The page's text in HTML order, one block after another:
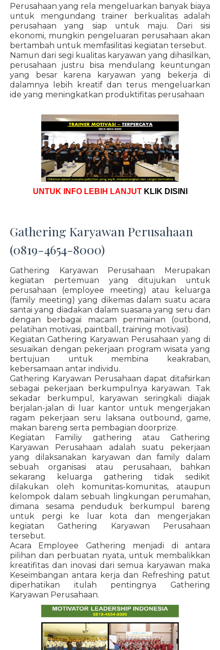
Perusahaan yang rela mengeluarkan banyak biaya
untuk mengundang trainer berkualitas adalah
perusahaan yang siap untuk maju. Dari sisi
ekonomi, mungkin pengeluaran perusahaan akan
bertambah untuk memfasilitasi kegiatan tersebut.
Namun dari segi kualitas karyawan yang dihasilkan,
perusahaan justru bisa mendulang keuntungan
yang besar karena karyawan yang bekerja di
dalamnya lebih kreatif dan terus mengeluarkan
ide yang meningkatkan produktifitas perusahaan
UNTUK INFO LEBIH LANJUT KLIK DISINI
Gathering Karyawan Perusahaan
(0819-4654-8000)
Gathering Karyawan Perusahaan Merupakan
kegiatan pertemuan yang ditujukan untuk
perusahaan (employee meeting) atau keluarga
(family meeting) yang dikemas dalam suatu acara
santai yang diadakan dalam suasana yang seru dan
dengan berbagai macam permainan (outbond,
pelatihan motivasi, paintball, training motivasi).
Kegiatan Gathering Karyawan Perusahaan yang di
sesuaikan dengan pekerjaan program wisata yang
bertujuan untuk membina keakraban,
kebersamaan antar individu.
Gathering Karyawan Perusahaan dapat ditafsirkan
sebagai pekerjaan berkumpulnya karyawan. Tak
sekadar berkumpul, karyawan seringkali diajak
berjalan-jalan di luar kantor untuk mengerjakan
ragam pekerjaan seru laksana outbound, game,
makan bareng serta pembagian doorprize.
Kegiatan Familiy gathering atau Gathering
Karyawan Perusahaan adalah suatu pekerjaan
yang dilaksanakan karyawan dan family dalam
sebuah organisasi atau perusahaan, bahkan
sekarang keluarga gathering tidak sedikit
dilakukan oleh komunitas-komunitas, ataupun
kelompok dalam sebuah lingkungan perumahan,
dimana sesama penduduk berkumpul bareng
untuk pergi ke luar kota dan mengerjakan
kegiatan Gathering Karyawan Perusahaan
tersebut.
Acara Employee Gathering menjadi di antara
pilihan dan perbuatan nyata, untuk membalikkan
kreatifitas dan inovasi dari semua karyawan maka
Keseimbangan antara kerja dan Refreshing patut
diperhatikan itulah pentingnya Gathering
Karyawan Perusahaan.